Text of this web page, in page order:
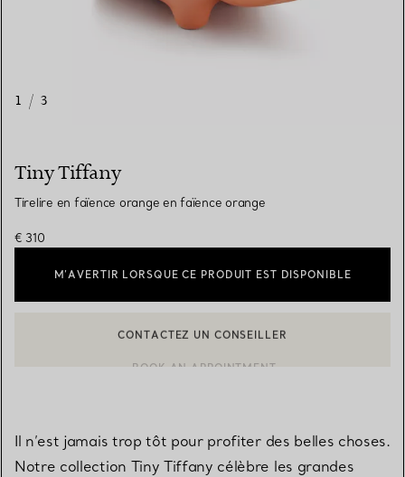
1 / 3
Tiny Tiffany
Tirelire en faïence orange en faïence orange
€ 310
M’AVERTIR LORSQUE CE PRODUIT EST DISPONIBLE
Il n’est jamais trop tôt pour profiter des belles choses.
Notre collection Tiny Tiffany célèbre les grandes